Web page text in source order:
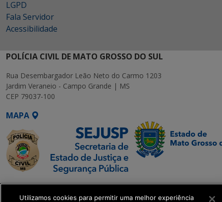
LGPD
Fala Servidor
Acessibilidade
POLÍCIA CIVIL DE MATO GROSSO DO SUL
Rua Desembargador Leão Neto do Carmo 1203
Jardim Veraneio - Campo Grande | MS
CEP 79037-100
MAPA
SETDIG | Secretaria-
Executiva de
Utilizamos cookies para permitir uma melhor experiência